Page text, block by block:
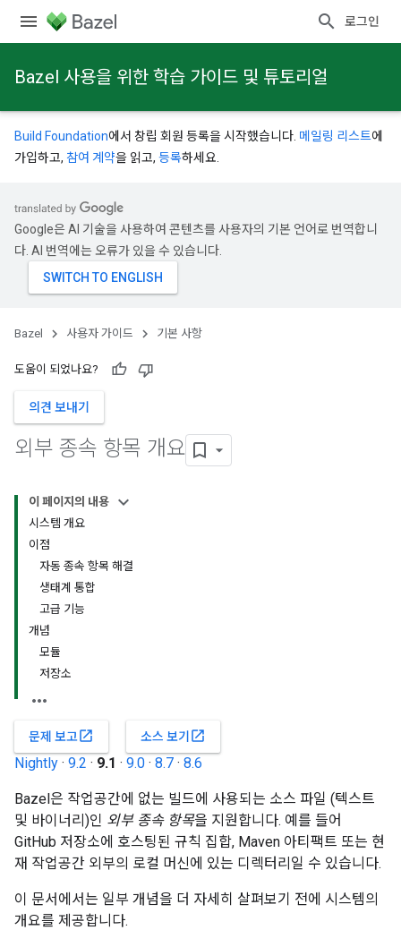
로그인
Bazel 사용을 위한 학습 가이드 및 튜토리얼
Build Foundation에서 창립 회원 등록을 시작했습니다. 메일링 리스트에
가입하고, 참여 계약을 읽고, 등록하세요.
Google은 AI 기술을 사용하여 콘텐츠를 사용자의 기본 언어로 번역합니
다. AI 번역에는 오류가 있을 수 있습니다.
Bazel 사용자 가이드 기본 사항
도움이 되었나요?
의견 보내기
외부 종속 항목 개요
이 페이지의 내용
시스템 개요
이점
자동 종속 항목 해결
생태계 통합
고급 기능
개념
모듈
저장소
문제 보고open_in_new 소스 보기 open_in_new
Nightly · 9.2 · 9.1 · 9.0 · 8.7 · 8.6
Bazel은 작업공간에 없는 빌드에 사용되는 소스 파일 (텍스트
및 바이너리)인 외부 종속 항목을 지원합니다. 예를 들어
GitHub 저장소에 호스팅된 규칙 집합, Maven 아티팩트 또는 현
재 작업공간 외부의 로컬 머신에 있는 디렉터리일 수 있습니다.
이 문서에서는 일부 개념을 더 자세히 살펴보기 전에 시스템의
개요를 제공합니다.